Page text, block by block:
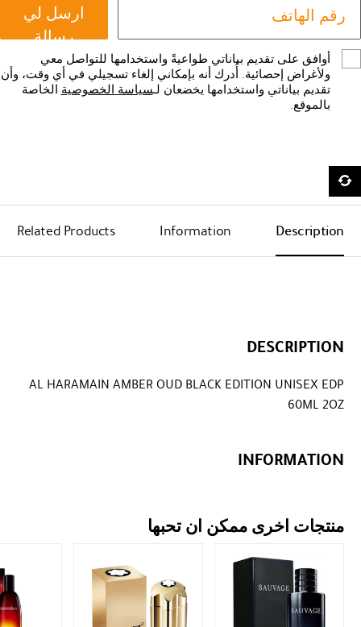
ارسل لي
رسالة
أوافق على تقديم بياناتي طواعيةً واستخدامها للتواصل معي
ولأغراض إحصائية. أُدرك أنه بإمكاني إلغاء تسجيلي في أي وقت، وأن
تقديم بياناتي واستخدامها يخضعان لـسياسة الخصوصية الخاصة
بالموقع.
Description
Information
Related Products
DESCRIPTION
AL HARAMAIN AMBER OUD BLACK EDITION UNISEX EDP
60ML 2OZ
INFORMATION
منتجات اخرى ممكن ان تحبها